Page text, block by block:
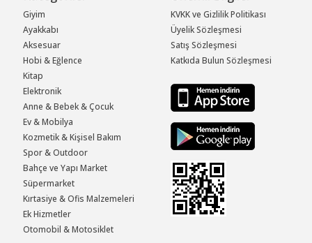
Giyim
Ayakkabı
Aksesuar
Hobi & Eğlence
Kitap
Elektronik
Anne & Bebek & Çocuk
Ev & Mobilya
Kozmetik & Kişisel Bakım
Spor & Outdoor
Bahçe ve Yapı Market
Süpermarket
Kırtasiye & Ofis Malzemeleri
Ek Hizmetler
Otomobil & Motosiklet
KVKK ve Gizlilik Politikası
Üyelik Sözleşmesi
Satış Sözleşmesi
Katkıda Bulun Sözleşmesi